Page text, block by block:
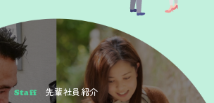
Staff 先輩社員紹介